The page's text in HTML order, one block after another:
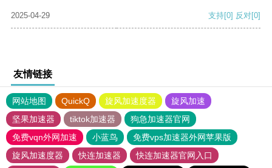
2025-04-29 支持[0] 反对[0]
友情链接
网站地图 QuickQ 旋风加速度器
旋风加速
坚果加速器
tiktok加速器
狗急加速器官网
免费vqn外网加速
小蓝鸟
免费vps加速器外网苹果版
旋风加速度器
快连加速器
快连加速器官网入口